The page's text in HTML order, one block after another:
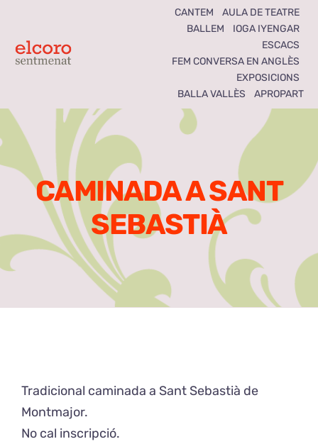
content
Toggle
Notícies
Seccions
El Coro som tots
Activitats
El Cafè del Coro
CANTEM
AULA DE TEATRE
BALLEM
IOGA IYENGAR
ESCACS
FEM CONVERSA EN ANGLÈS
EXPOSICIONS
BALLA VALLÈS
APROPART
CAMINADA A SANT
SEBASTIÀ
Tradicional caminada a Sant Sebastià de
Montmajor.
No cal inscripció.